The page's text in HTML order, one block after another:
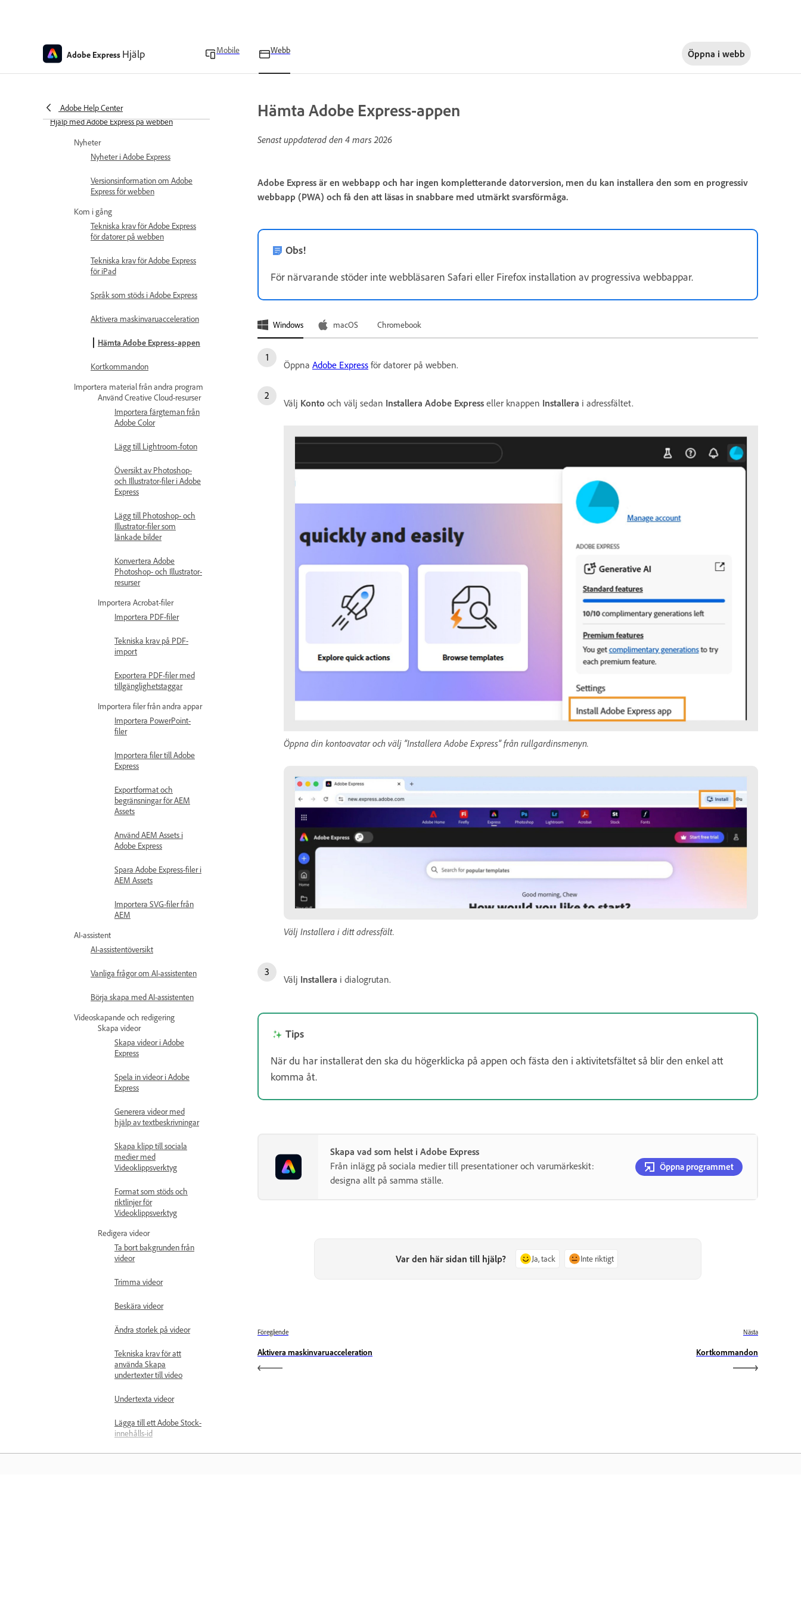
Adobe Express Hjälp Mobile Webb Öppna i webb
Adobe Help Center
Hjälp med Adobe Express på webben
Nyheter
Nyheter i Adobe Express
Versionsinformation om Adobe
Express för webben
Kom i gång
Tekniska krav för Adobe Express
för datorer på webben
Tekniska krav för Adobe Express
för iPad
Språk som stöds i Adobe Express
Aktivera maskinvaruacceleration
Hämta Adobe Express-appen
Kortkommandon
Importera material från andra program
Använd Creative Cloud-resurser
Importera färgteman från
Adobe Color
Lägg till Lightroom-foton
Översikt av Photoshop-
och Illustrator-filer i Adobe
Express
Lägg till Photoshop- och
Illustrator-filer som
länkade bilder
Konvertera Adobe
Photoshop- och Illustrator-
resurser
Importera Acrobat-filer
Importera PDF-filer
Tekniska krav på PDF-
import
Exportera PDF-filer med
tillgänglighetstaggar
Importera filer från andra appar
Importera PowerPoint-
filer
Importera filer till Adobe
Express
Exportformat och
begränsningar för AEM
Assets
Använd AEM Assets i
Adobe Express
Spara Adobe Express-filer i
AEM Assets
Importera SVG-filer från
AEM
AI-assistent
AI-assistentöversikt
Vanliga frågor om AI-assistenten
Börja skapa med AI-assistenten
Videoskapande och redigering
Skapa videor
Skapa videor i Adobe
Express
Spela in videor i Adobe
Express
Generera videor med
hjälp av textbeskrivningar
Skapa klipp till sociala
medier med
Videoklippsverktyg
Format som stöds och
riktlinjer för
Videoklippsverktyg
Redigera videor
Ta bort bakgrunden från
videor
Trimma videor
Beskära videor
Ändra storlek på videor
Tekniska krav för att
använda Skapa
undertexter till video
Undertexta videor
Lägga till ett Adobe Stock-
innehålls-id
Justera lagertimingen
Hämta Adobe Express-appen
Senast uppdaterad den 4 mars 2026
Adobe Express är en webbapp och har ingen kompletterande datorversion, men du kan installera den som en progressiv
webbapp (PWA) och få den att läsas in snabbare med utmärkt svarsförmåga.
Obs!
För närvarande stöder inte webbläsaren Safari eller Firefox installation av progressiva webbappar.
Windows macOS Chromebook
Öppna Adobe Express för datorer på webben.
Välj Konto och välj sedan Installera Adobe Express eller knappen Installera i adressfältet.
Öppna din kontoavatar och välj ”Installera Adobe Express” från rullgardinsmenyn.
Välj Installera i ditt adressfält.
Välj Installera i dialogrutan.
Tips
När du har installerat den ska du högerklicka på appen och fästa den i aktivitetsfältet så blir den enkel att
komma åt.
Skapa vad som helst i Adobe Express
Från inlägg på sociala medier till presentationer och varumärkeskit:
designa allt på samma ställe.
Öppna programmet
Var den här sidan till hjälp? Ja, tack Inte riktigt
Föregående
Aktivera maskinvaruacceleration
Nästa
Kortkommandon